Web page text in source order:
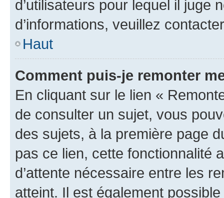
d’utilisateurs pour lequel il juge
d’informations, veuillez
Haut
Comment puis-je remonter
En cliquant sur le lien «
de consulter un sujet, vous
des sujets, à la première page
pas ce lien, cette fonctionnalité
d’attente nécessaire entre les
atteint. Il est également